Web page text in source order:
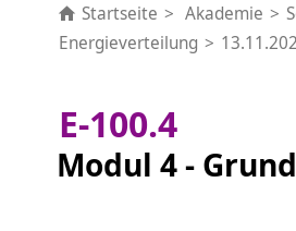
Startseite Akademie
Energieverteilung
E-100.4
Modul 4 -